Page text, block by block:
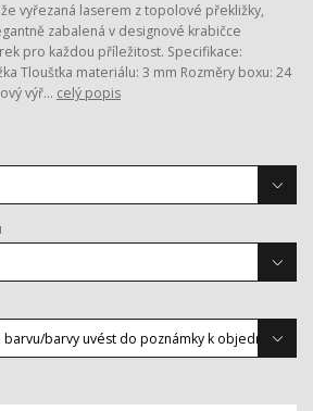
vyřezaná laserem z topolové překližky,
zabalená v designové krabičce
pro každou příležitost. Specifikace:
Tloušťka materiálu: 3 mm Rozměry boxu: 24
výř... celý popis